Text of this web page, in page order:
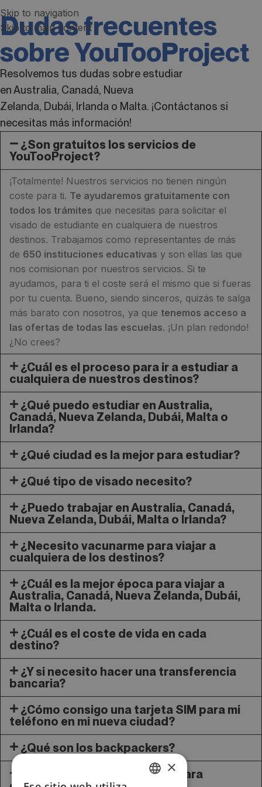
Skip to navigation
Skip to main content
Dudas frecuentes
sobre YouTooProject
Resolvemos tus dudas sobre estudiar
enAustralia, Canadá, Nueva
Zelanda, Dubái, Irlanda o Malta. ¡Contáctanos si
necesitas más información!
¿Son gratuitos los servicios de
YouTooProject?
¡Totalmente! Nuestros servicios no tienen ningún
coste para ti. Te ayudaremos gratuitamente con
todos los trámites que necesitas para solicitar el
visado de estudiante en cualquiera de nuestros
destinos. Trabajamos como representantes de más
de 650 instituciones educativas y son ellas las que
nos comisionan por nuestros servicios. Si te
ayudamos, para ti el coste será el mismo que si fueras
por tu cuenta. Bueno, siendo sinceros, quizás te salga
más barato con nosotros, ya que tenemos acceso a
las ofertas de todas las escuelas. ¡Un plan redondo!
¿No crees?
¿Cuál es el proceso para ir a estudiar a
cualquiera de nuestros destinos?
¿Qué puedo estudiar en Australia,
Canadá, Nueva Zelanda, Dubái, Malta o
Irlanda?
¿Qué ciudad es la mejor para estudiar?
¿Qué tipo de visado necesito?
¿Puedo trabajar en Australia, Canadá,
Nueva Zelanda, Dubái, Malta o Irlanda?
¿Necesito vacunarme para viajar a
cualquiera de los destinos?
¿Cuál es la mejor época para viajar a
Australia, Canadá, Nueva Zelanda, Dubái,
Malta o Irlanda.
¿Cuál es el coste de vida en cada
destino?
¿Y si necesito hacer una transferencia
bancaria?
¿Cómo consigo una tarjeta SIM para mi
teléfono en mi nueva ciudad?
¿Qué son los backpackers?
¿Es posible viajar en pareja para
×